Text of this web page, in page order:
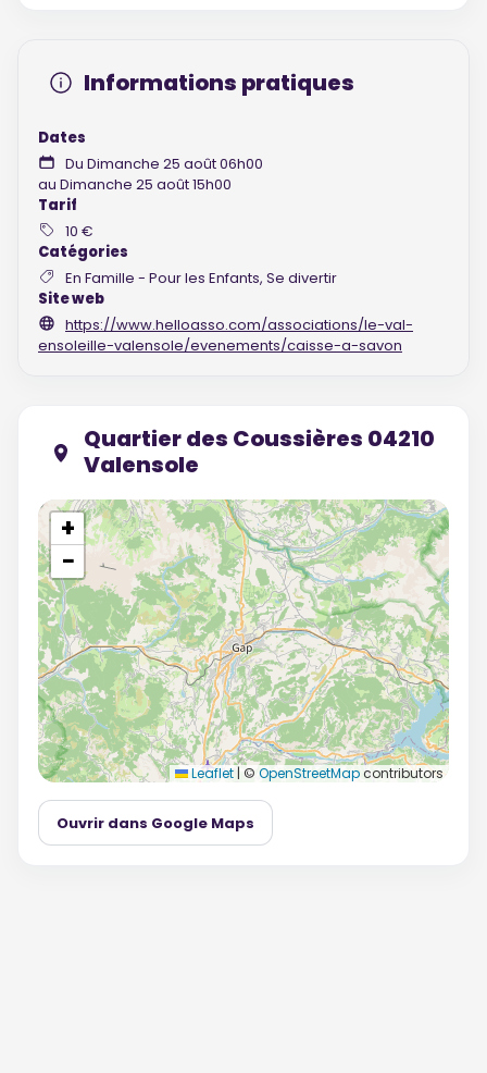
Informations pratiques
Dates
Du Dimanche 25 août 06h00
au Dimanche 25 août 15h00
Tarif
10 €
Catégories
En Famille - Pour les Enfants, Se divertir
Site web
https://www.helloasso.com/associations/le-val-
ensoleille-valensole/evenements/caisse-a-savon
Quartier des Coussières 04210
Valensole
+
−
Leaflet | © OpenStreetMapcontributors
Ouvrir dans Google Maps